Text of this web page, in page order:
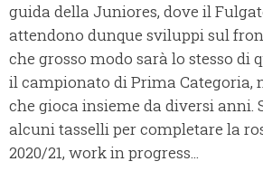
guida della Juniores, dove il
attendono dunque sviluppi sul
che grosso modo sarà lo stesso di
il campionato di Prima Categoria,
che gioca insieme da diversi anni.
alcuni tasselli per completare la
2020/21, work in progress...